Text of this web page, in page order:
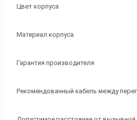
Цвет корпуса
Материал корпуса
Гарантия производителя
Рекомендованный кабель между